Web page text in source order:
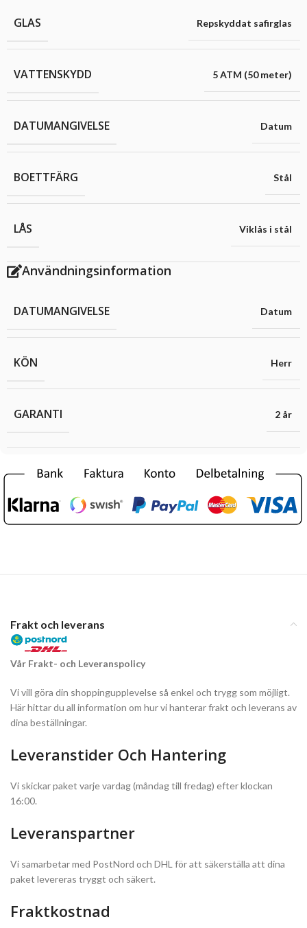
GLAS Repskyddat safirglas
VATTENSKYDD 5 ATM (50 meter)
DATUMANGIVELSE Datum
BOETTFÄRG Stål
LÅS Viklås i stål
Användningsinformation
DATUMANGIVELSE Datum
KÖN Herr
GARANTI 2 år
Frakt och leverans
Vår Frakt- och Leveranspolicy
Vi vill göra din shoppingupplevelse så enkel och trygg som möjligt.
Här hittar du all information om hur vi hanterar frakt och leverans av
dina beställningar.
Leveranstider Och Hantering
Vi skickar paket varje vardag (måndag till fredag) efter klockan
16:00.
Leveranspartner
Vi samarbetar med PostNord och DHL för att säkerställa att dina
paket levereras tryggt och säkert.
Fraktkostnad